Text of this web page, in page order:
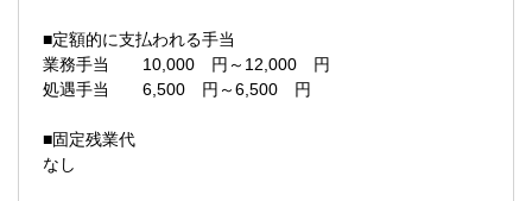
■定額的に支払われる手当
業務手当 10,000 円～12,000 円
処遇手当 6,500 円～6,500 円
■固定残業代
なし